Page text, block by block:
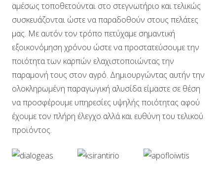
αμέσως τοποθετούνται στο στεγνωτήριο και τελικώς
συσκευάζονται ώστε να παραδοθούν στους πελάτες
μας. Με αυτόν τον τρόπο πετύχαμε σημαντική
εξοικονόμηση χρόνου ώστε να προστατεύσουμε την
ποιότητα των καρπών ελαχιστοποιώντας την
παραμονή τους στον αγρό. Δημιουργώντας αυτήν την
ολοκληρωμένη παραγωγική αλυσίδα είμαστε σε θέση
να προσφέρουμε υπηρεσίες υψηλής ποιότητας αφού
έχουμε τον πλήρη έλεγχο αλλά και ευθύνη του τελικού
προϊόντος.